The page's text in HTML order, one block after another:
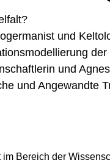
und
und
und Angewandte
Bereich der